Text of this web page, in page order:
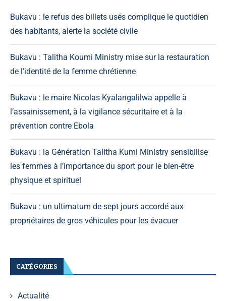
Bukavu : le refus des billets usés complique le quotidien
des habitants, alerte la société civile
Bukavu : Talitha Koumi Ministry mise sur la restauration
de l’identité de la femme chrétienne
Bukavu : le maire Nicolas Kyalangalilwa appelle à
l’assainissement, à la vigilance sécuritaire et à la
prévention contre Ebola
Bukavu : la Génération Talitha Kumi Ministry sensibilise
les femmes à l’importance du sport pour le bien-être
physique et spirituel
Bukavu : un ultimatum de sept jours accordé aux
propriétaires de gros véhicules pour les évacuer
CATÉGORIES
Actualité